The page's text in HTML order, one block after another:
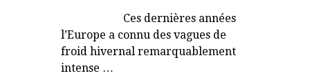
Ces dernières années
l’Europe a connu des vagues de
froid hivernal remarquablement
intense …